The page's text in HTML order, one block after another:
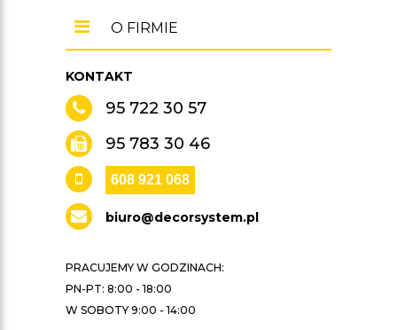
KONTAKT
95 722 30 57
95 783 30 46
608 921 068
biuro@decorsystem.pl
PRACUJEMY W GODZINACH:
PN-PT: 8:00 - 18:00
W SOBOTY 9:00 - 14:00
O FIRMIE